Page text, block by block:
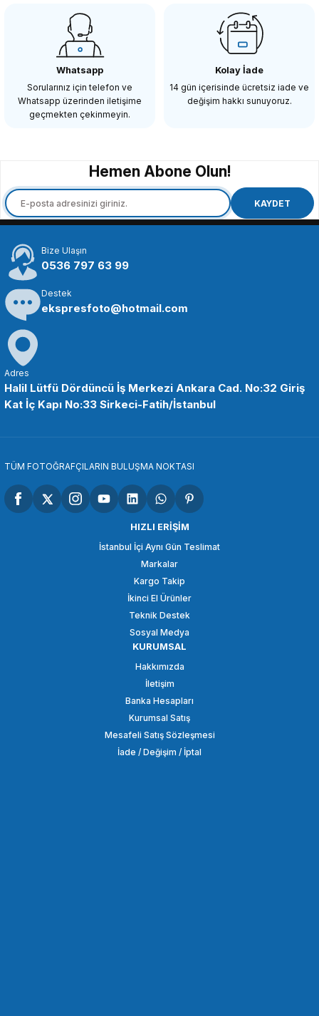
Emolux 52mm Nd Fıltre 2-8 F/stop Varıable
2.600,00 TL
EMOLUX ND FILTRE 2-8 F/STOP VARIABLE 62 MM
1.579,00 TL
Emolux
Emolux 55mm ND Filtre 2-8 F/STOP Variable II
Emolux
Emolux 58MM Nd Fıltre 2-8 F/stop Varıable Filtre
SEPETE EKLE
KASE AGC Variable ND 1.5-10 49mm Filtre
Whatsapp
Sorularınız için telefon ve
Whatsapp üzerinden iletişime
geçmekten çekinmeyin.
Kolay İade
14 gün içerisinde ücretsiz iade ve
değişim hakkı sunuyoruz.
Hemen Abone Olun!
KAYDET
Bize Ulaşın
0536 797 63 99
Destek
ekspresfoto@hotmail.com
Adres
Halil Lütfü Dördüncü İş Merkezi Ankara Cad. No:32 Giriş
Kat İç Kapı No:33 Sirkeci-Fatih/İstanbul
TÜM FOTOĞRAFÇILARIN BULUŞMA NOKTASI
HIZLI ERİŞİM
İstanbul İçi Aynı Gün Teslimat
Markalar
Kargo Takip
İkinci El Ürünler
Teknik Destek
Sosyal Medya
KURUMSAL
Hakkımızda
İletişim
Banka Hesapları
Kurumsal Satış
Mesafeli Satış Sözleşmesi
İade / Değişim / İptal